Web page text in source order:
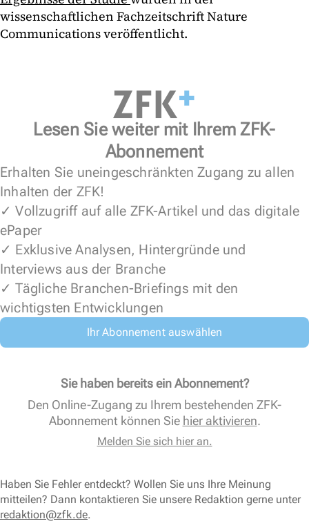
wissenschaftlichen Fachzeitschrift Nature
Communications veröffentlicht.
Lesen Sie weiter mit Ihrem ZFK-
Abonnement
Erhalten Sie uneingeschränkten Zugang zu allen
Inhalten der ZFK!
✓ Vollzugriff auf alle ZFK-Artikel und das digitale
ePaper
✓ Exklusive Analysen, Hintergründe und
Interviews aus der Branche
✓ Tägliche Branchen-Briefings mit den
wichtigsten Entwicklungen
Ihr Abonnement auswählen
Sie haben bereits ein Abonnement?
Den Online-Zugang zu Ihrem bestehenden ZFK-
Abonnement können Sie hier aktivieren.
Melden Sie sich hier an.
Haben Sie Fehler entdeckt? Wollen Sie uns Ihre Meinung
mitteilen? Dann kontaktieren Sie unsere Redaktion gerne unter
redaktion@zfk.de.